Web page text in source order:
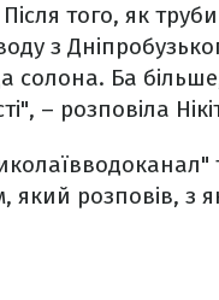
того, як
з
солона. Ба
– розповіла
який розповів,